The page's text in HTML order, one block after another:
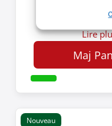
Lire
Maj
Nouveau